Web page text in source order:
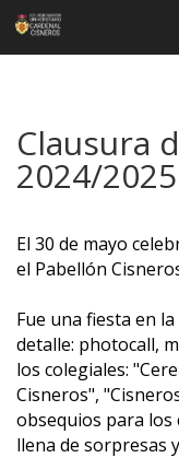
Clausura
2024/2025
El 30 de mayo
el Pabellón
Fue una fiesta en
detalle: photocall,
los colegiales:
Cisneros",
obsequios para los
llena de sorpresas